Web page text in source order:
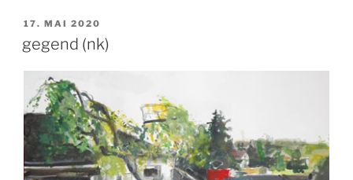
VERÖFFENTLICHT
17. MAI 2020
gegend (nk)